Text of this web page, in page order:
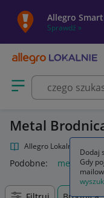
Allegro
Sprawdź »
Otwórz menu z
Metal
Allegro Lokalnie
Podobne: metal
Dodaj
Gdy